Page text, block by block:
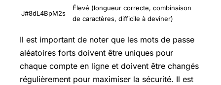
J#8dL4BpM2s
Élevé (longueur correcte, combinaison
de caractères, difficile à deviner)
Il est important de noter que les mots de passe
aléatoires forts doivent être uniques pour
chaque compte en ligne et doivent être changés
régulièrement pour maximiser la sécurité. Il est